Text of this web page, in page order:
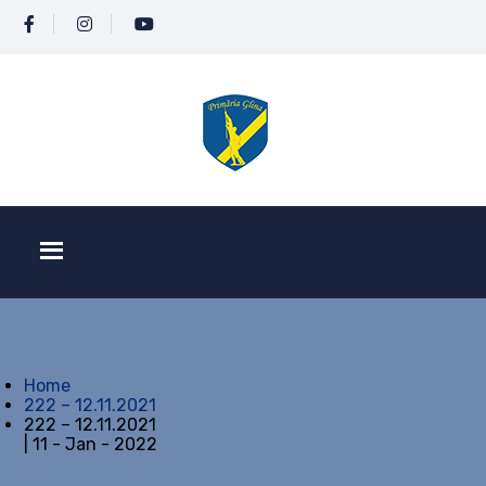
Home
222 – 12.11.2021
222 – 12.11.2021
| 11 - Jan - 2022